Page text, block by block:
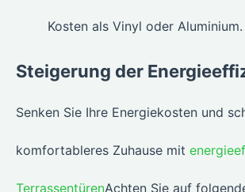
Kosten als Vinyl oder Aluminium.
Steigerung der
Senken Sie Ihre Energiekosten und
komfortableres Zuhause mit
TerrassentürenAchten Sie auf